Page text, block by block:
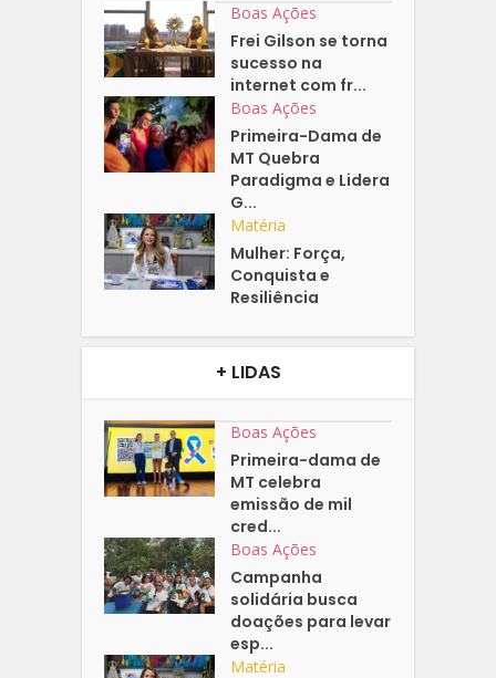
Boas Ações
Frei Gilson se torna
sucesso na
internet com fr...
Boas Ações
Primeira-Dama de
MT Quebra
Paradigma e Lidera
G...
Matéria
Mulher: Força,
Conquista e
Resiliência
+ LIDAS
Boas Ações
Primeira-dama de
MT celebra
emissão de mil
cred...
Boas Ações
Campanha
solidária busca
doações para levar
esp...
Matéria